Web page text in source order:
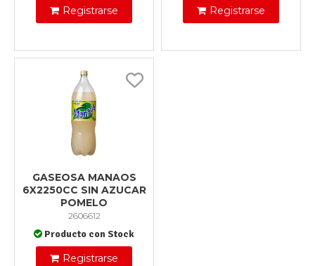
Registrarse Registrarse
GASEOSA MANAOS
6X2250CC SIN AZUCAR
POMELO
2606612
Producto con Stock
Registrarse